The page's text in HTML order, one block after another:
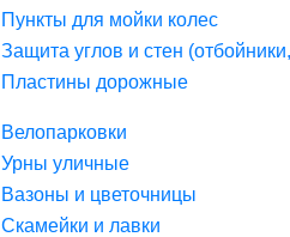
Пункты для мойки колес
Защита углов и стен
Пластины дорожные
Велопарковки
Урны уличные
Вазоны и цветочницы
Скамейки и лавки